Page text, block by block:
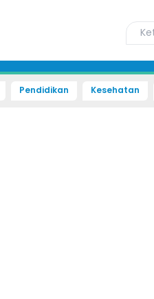
Pendidikan Kesehatan